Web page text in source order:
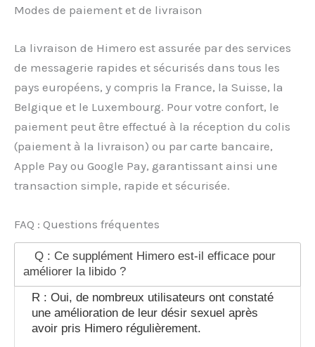
Modes de paiement et de livraison
La livraison de Himero est assurée par des services
de messagerie rapides et sécurisés dans tous les
pays européens, y compris la France, la Suisse, la
Belgique et le Luxembourg. Pour votre confort, le
paiement peut être effectué à la réception du colis
(paiement à la livraison) ou par carte bancaire,
Apple Pay ou Google Pay, garantissant ainsi une
transaction simple, rapide et sécurisée.
FAQ : Questions fréquentes
Q : Ce supplément Himero est-il efficace pour
améliorer la libido ?
R : Oui, de nombreux utilisateurs ont constaté
une amélioration de leur désir sexuel après
avoir pris Himero régulièrement.